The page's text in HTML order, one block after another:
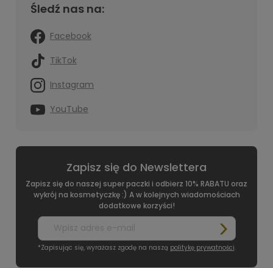
Śledź nas na:
Facebook
TikTok
Instagram
YouTube
Zapisz się do Newslettera
Zapisz się do naszej super paczki i odbierz 10% RABATU oraz
wykrój na kosmetyczkę :) A w kolejnych wiadomościach
dodatkowe korzyści!
*Zapisując się, wyrażasz zgodę na naszą politykę prywatności.